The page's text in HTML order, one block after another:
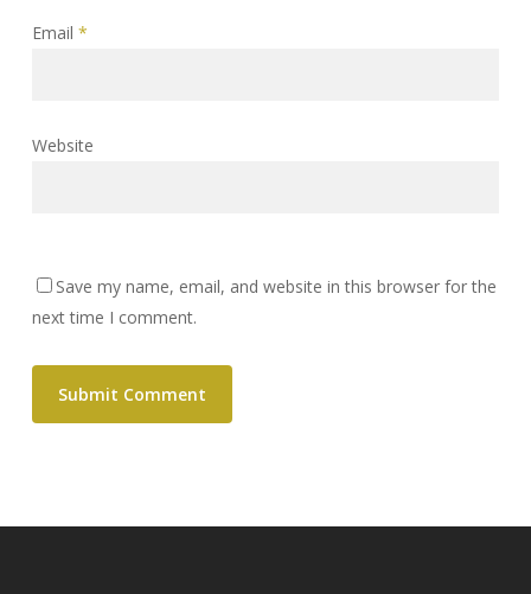
Email *
Website
Save my name, email, and website in this browser for the
next time I comment.